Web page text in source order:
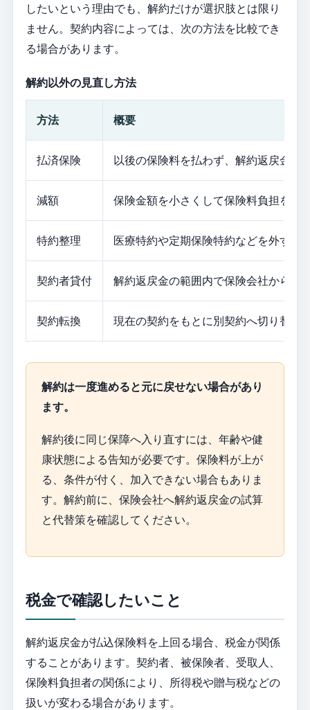
したいという理由でも、解約だけが選択肢とは限り
ません。契約内容によっては、次の方法を比較でき
る場合があります。
解約以外の見直し方法
方法 概要
払済保険 以後の保険料を払わず、解約返戻金を
減額 保険金額を小さくして保険料負担を下
特約整理 医療特約や定期保険特約などを外す
契約者貸付 解約返戻金の範囲内で保険会社から借
契約転換 現在の契約をもとに別契約へ切り替え
解約は一度進めると元に戻せない場合があり
ます。
解約後に同じ保障へ入り直すには、年齢や健
康状態による告知が必要です。保険料が上が
る、条件が付く、加入できない場合もありま
す。解約前に、保険会社へ解約返戻金の試算
と代替策を確認してください。
税金で確認したいこと
解約返戻金が払込保険料を上回る場合、税金が関係
することがあります。契約者、被保険者、受取人、
保険料負担者の関係により、所得税や贈与税などの
扱いが変わる場合があります。